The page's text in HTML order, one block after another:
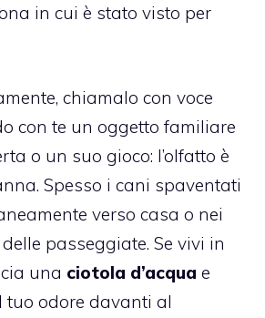
in cui è stato visto per
chiamalo con voce
con te un oggetto familiare
o un suo gioco: l’olfatto è
Spesso i cani spaventati
verso casa o nei
passeggiate. Se vivi in
una ciotola d’acqua e
tuo odore davanti al